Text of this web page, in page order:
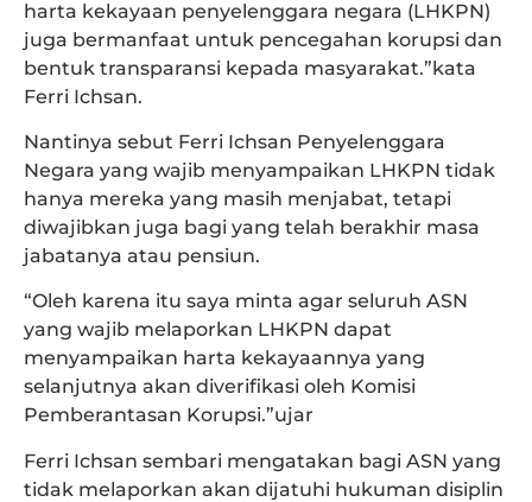
harta kekayaan penyelenggara negara (LHKPN)
juga bermanfaat untuk pencegahan korupsi dan
bentuk transparansi kepada masyarakat.”kata
Ferri Ichsan.
Nantinya sebut Ferri Ichsan Penyelenggara
Negara yang wajib menyampaikan LHKPN tidak
hanya mereka yang masih menjabat, tetapi
diwajibkan juga bagi yang telah berakhir masa
jabatanya atau pensiun.
“Oleh karena itu saya minta agar seluruh ASN
yang wajib melaporkan LHKPN dapat
menyampaikan harta kekayaannya yang
selanjutnya akan diverifikasi oleh Komisi
Pemberantasan Korupsi.”ujar
Ferri Ichsan sembari mengatakan bagi ASN yang
tidak melaporkan akan dijatuhi hukuman disiplin